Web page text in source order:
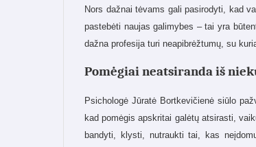
Nors dažnai tėvams gali pasirodyti, kad
pastebėti naujas galimybes – tai yra
dažna profesija turi neapibrėžtumų, su
Pomėgiai neatsiranda iš
Psichologė Jūratė Bortkevičienė siūlo
kad pomėgis apskritai galėtų atsirasti,
bandyti, klysti, nutraukti tai, kas